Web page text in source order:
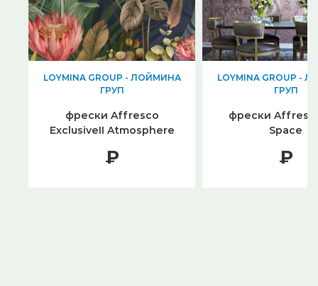
LOYMINA GROUP - ЛОЙМИНА
ГРУП
фрески Affresco
ExclusiveII Atmosphere
₽
LOYMINA GROUP -
ГРУП
фрески
Space
₽